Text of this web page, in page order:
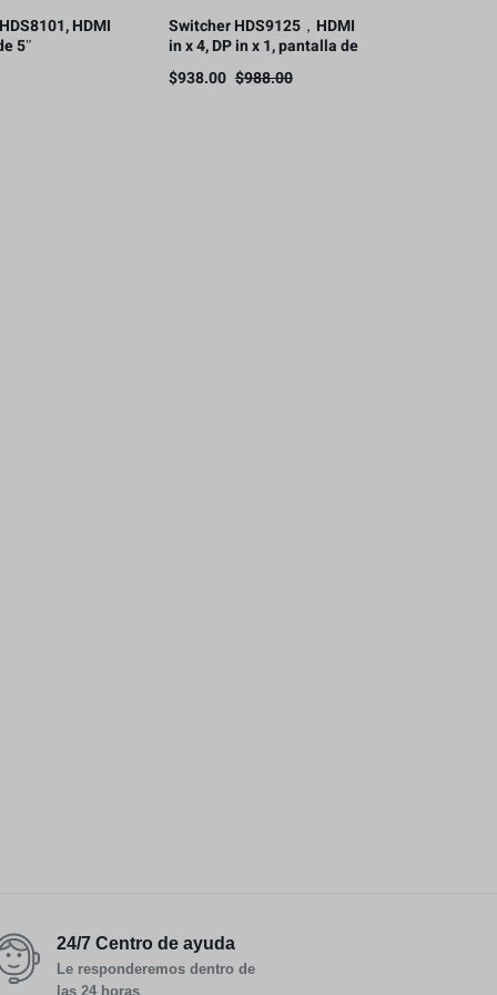
HDMI
5″
Switcher HDS9125，HDMI
in x 4, DP in x 1, pantalla de
11.6»
$988.00
$938.00
24/7 Centro de ayuda
Le responderemos dentro de
las 24 horas